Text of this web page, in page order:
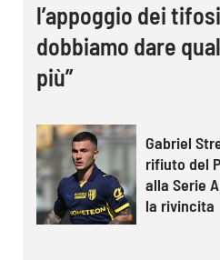
l’appoggio dei
dobbiamo dare
più”
Gabriel
rifiuto del
alla Serie
la rivincita